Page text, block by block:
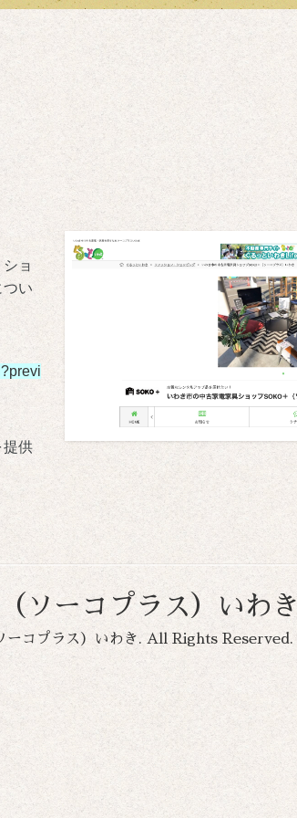
ョ
い
供
ソーコプラス）いわき
コプラス）いわき. All Rights Reserved.